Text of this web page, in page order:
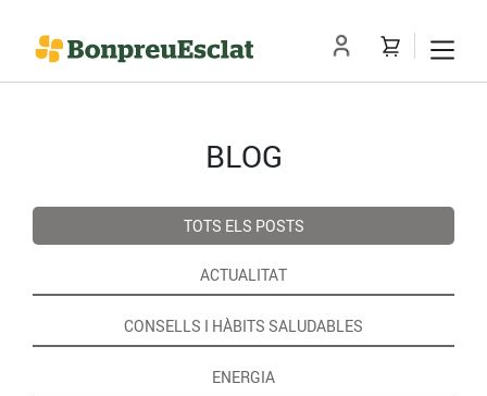
BLOG
TOTS ELS POSTS
ACTUALITAT
CONSELLS I HÀBITS SALUDABLES
ENERGIA